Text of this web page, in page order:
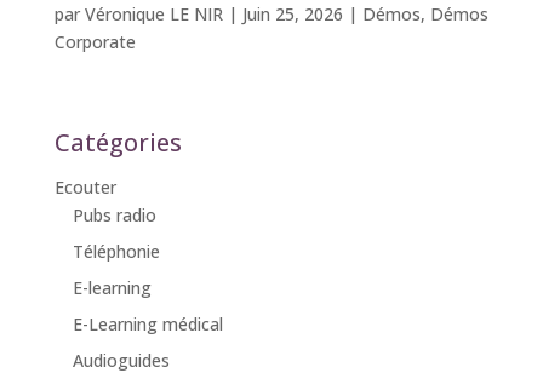
par Véronique LE NIR| Juin 25, 2026 | Démos, Démos
Corporate
Catégories
Ecouter
Pubs radio
Téléphonie
E-learning
E-Learning médical
Audioguides